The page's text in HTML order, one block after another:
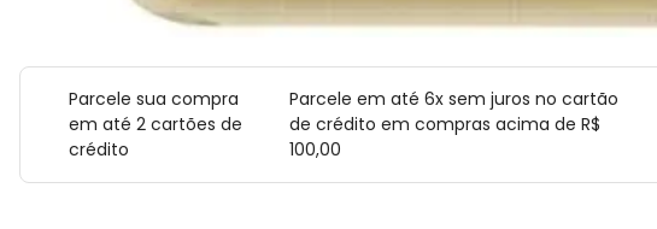
Parcele sua compra
em até 2 cartões de
crédito
Parcele em até 6x sem juros no cartão
de crédito em compras acima de R$
100,00